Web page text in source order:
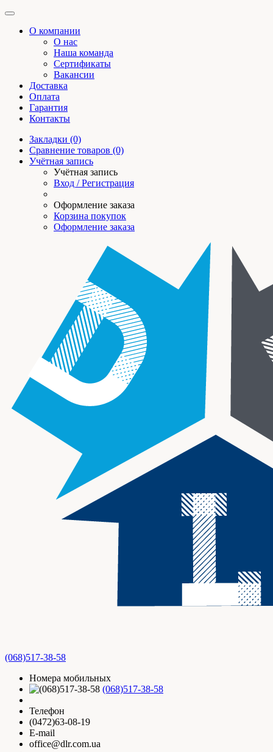
О компании
О нас
Наша команда
Сертификаты
Вакансии
Доставка
Оплата
Гарантия
Контакты
Закладки (0)
Сравнение товаров (0)
Учётная запись
Учётная запись
Вход / Регистрация
Оформление заказа
Корзина покупок
Оформление заказа
(068)517-38-58
Номера мобильных
(068)517-38-58
Телефон
(0472)63-08-19
E-mail
office@dlr.com.ua